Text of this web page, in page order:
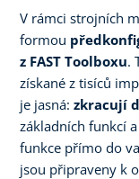
V rámci strojních
formou
z FAST Toolboxu.
získané z tisíců
je jasná: zkracují
základních funkcí
funkce přímo do
jsou připraveny k